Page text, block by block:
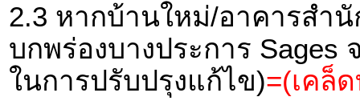
2.3 หากบ้านใหม่/อาคารสำ
บกพร่องบางประการ
ในการปรับปรุงแก้ไข)=(เคล็